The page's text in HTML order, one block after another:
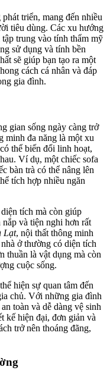
triển, mang đến nhiều
tiêu dùng. Các xu hướng
trung vào tính thẩm mỹ
sử dụng và tính bền
sẽ giúp bạn tạo ra một
cách cá nhân và đáp
gia đình.
gian sống ngày càng trở
minh đa năng là một xu
thể biến đổi linh hoạt,
Ví dụ, một chiếc sofa
bàn trà có thể nâng lên
tích hợp nhiều ngăn
tích mà còn giúp
và tiện nghi hơn rất
Lạt, nội thất thông minh
ở thường có diện tích
thuần là vật dụng mà còn
cuộc sống.
hiện sự quan tâm đến
chủ. Với những gia đình
toàn và dễ dàng vệ sinh
kế hiện đại, đơn giản và
trở nên thoáng đãng,